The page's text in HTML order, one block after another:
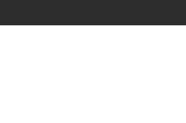
Newsletter anmelden